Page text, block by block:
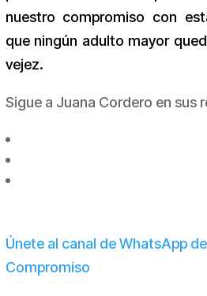
nuestro compromiso con
que ningún adulto mayor
vejez.
Sigue a Juana Cordero en sus
Únete al canal de WhatsApp
Compromiso